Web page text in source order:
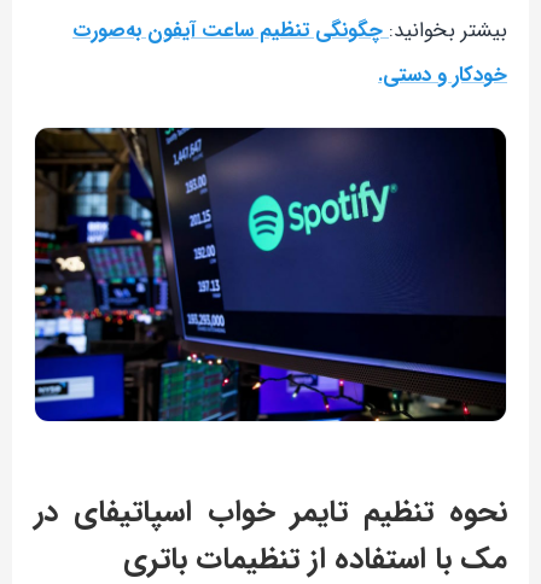
بیشتر بخوانید:چگونگی تنظیم ساعت آیفون به‌صورت
خودکار و دستی.
نحوه تنظیم تایمر خواب اسپاتیفای در
مک با استفاده از تنظیمات باتری